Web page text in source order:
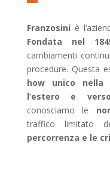
Franzosini è
Fondata nel
cambiamenti
procedure. Questa
how unico nella
l’estero e
conosciamo le
traffico limitato
percorrenza e le